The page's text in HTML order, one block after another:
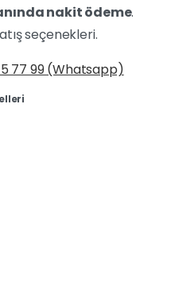
nakit ödeme.
seçenekleri.
77 99 (Whatsapp)